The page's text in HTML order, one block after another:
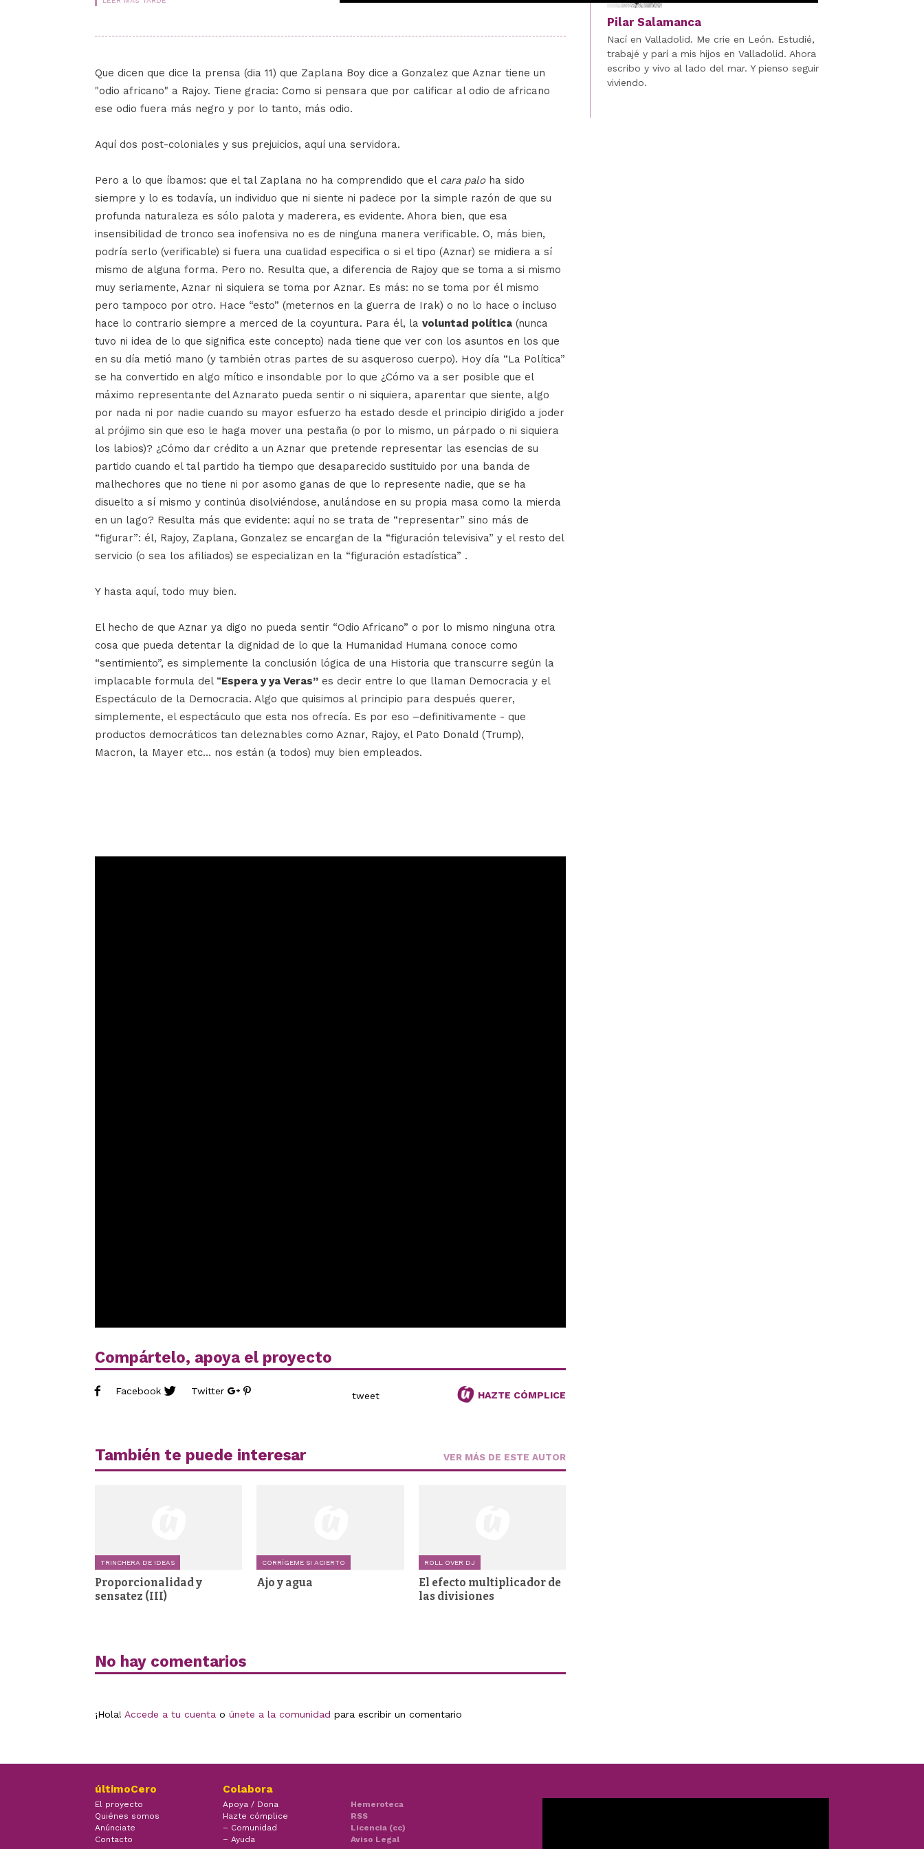
Que dicen que dice la prensa (dia 11) que Zaplana Boy dice a Gonzalez que Aznar tiene un
"odio africano" a Rajoy. Tiene gracia: Como si pensara que por calificar al odio de africano
ese odio fuera más negro y por lo tanto, más odio.
Aquí dos post-coloniales y sus prejuicios, aquí una servidora.
Pero a lo que íbamos: que el tal Zaplana no ha comprendido que el cara paloha sido
siempre y lo es todavía, un individuo que ni siente ni padece por la simple razón de que su
profunda naturaleza es sólo palota y maderera, es evidente. Ahora bien, que esa
insensibilidad de tronco sea inofensiva no es de ninguna manera verificable. O, más bien,
podría serlo (verificable) si fuera una cualidad especifica o si el tipo (Aznar) se midiera a sí
mismo de alguna forma. Pero no. Resulta que, a diferencia de Rajoy que se toma a si mismo
muy seriamente, Aznar ni siquiera se toma por Aznar. Es más: no se toma por él mismo
pero tampoco por otro. Hace “esto” (meternos en la guerra de Irak) o no lo hace o incluso
hace lo contrario siempre a merced de la coyuntura. Para él, la voluntad política (nunca
tuvo ni idea de lo que significa este concepto) nada tiene que ver con los asuntos en los que
en su día metió mano (y también otras partes de su asqueroso cuerpo). Hoy día “La Política”
se ha convertido en algo mítico e insondable por lo que ¿Cómo va a ser posible que el
máximo representante del Aznarato pueda sentir o ni siquiera, aparentar que siente, algo
por nada ni por nadie cuando su mayor esfuerzo ha estado desde el principio dirigido a joder
al prójimo sin que eso le haga mover una pestaña (o por lo mismo, un párpado o ni siquiera
los labios)? ¿Cómo dar crédito a un Aznar que pretende representar las esencias de su
partido cuando el tal partido ha tiempo que desaparecido sustituido por una banda de
malhechores que no tiene ni por asomo ganas de que lo represente nadie, que se ha
disuelto a sí mismo y continúa disolviéndose, anulándose en su propia masa como la mierda
en un lago? Resulta más que evidente: aquí no se trata de “representar” sino más de
“figurar”: él, Rajoy, Zaplana, Gonzalez se encargan de la “figuración televisiva” y el resto del
servicio (o sea los afiliados) se especializan en la “figuración estadística” .
Y hasta aquí, todo muy bien.
El hecho de que Aznar ya digo no pueda sentir “Odio Africano” o por lo mismo ninguna otra
cosa que pueda detentar la dignidad de lo que la Humanidad Humana conoce como
“sentimiento”, es simplemente la conclusión lógica de una Historia que transcurre según la
implacable formula del “Espera y ya Veras” es decir entre lo que llaman Democracia y el
Espectáculo de la Democracia. Algo que quisimos al principio para después querer,
simplemente, el espectáculo que esta nos ofrecía. Es por eso –definitivamente - que
productos democráticos tan deleznables como Aznar, Rajoy, el Pato Donald (Trump),
Macron, la Mayer etc… nos están (a todos) muy bien empleados.
Compártelo, apoya el proyecto
Facebook Twitter tweet HAZTE CÓMPLICE
También te puede interesar VER MÁS DE ESTE AUTOR
TRINCHERA DE IDEAS
Proporcionalidad y
sensatez (III)
CORRÍGEME SI ACIERTO
Ajo y agua
ROLL OVER DJ
El efecto multiplicador de
las divisiones
No hay comentarios
¡Hola! Accede a tu cuenta o únete a la comunidad para escribir un comentario
Pilar Salamanca
Nací en Valladolid. Me crie en León. Estudié,
trabajé y parí a mis hijos en Valladolid. Ahora
escribo y vivo al lado del mar. Y pienso seguir
viviendo.
últimoCero
El proyecto
Quiénes somos
Anúnciate
Contacto
Colabora
Apoya / Dona
Hazte cómplice
– Comunidad
– Ayuda
Hemeroteca
RSS
Licencia (cc)
Aviso Legal